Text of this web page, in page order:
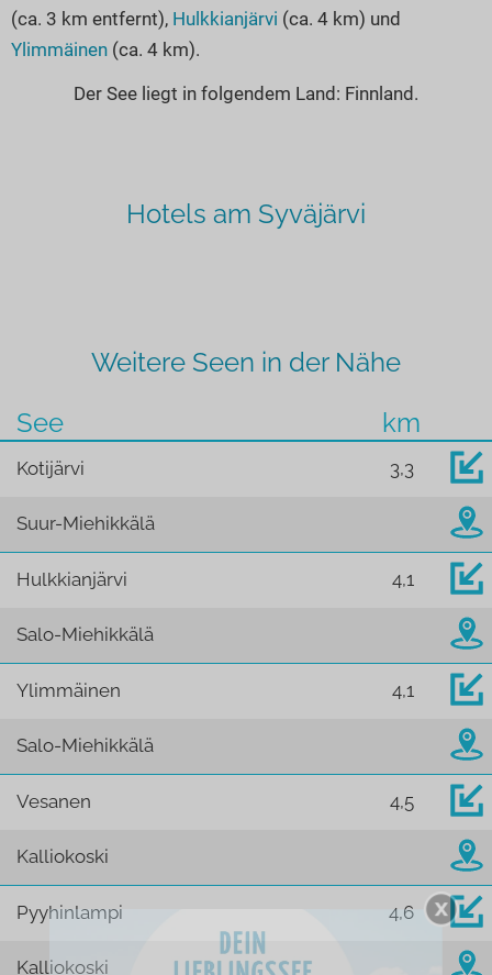
(ca. 3 km entfernt), Hulkkianjärvi (ca. 4 km) und
Ylimmäinen (ca. 4 km).
Der See liegt in folgendem Land: Finnland.
Hotels am Syväjärvi
Weitere Seen in der Nähe
See
km
Kotijärvi 3,3
Suur-Miehikkälä
Hulkkianjärvi 4,1
Salo-Miehikkälä
Ylimmäinen 4,1
Salo-Miehikkälä
Vesanen 4,5
Kalliokoski
Pyyhinlampi 4,6
Kalliokoski